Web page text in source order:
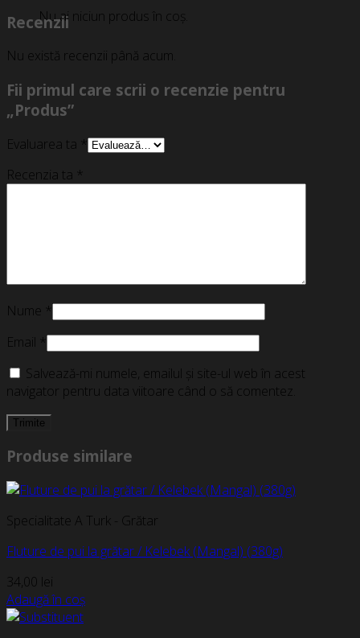
Nu ai niciun produs în coș.
Recenzii
Nu există recenzii până acum.
Fii primul care scrii o recenzie pentru
„Produs”
Evaluarea ta *
Recenzia ta *
Nume *
Email *
Salvează-mi numele, emailul și site-ul web în acest
navigator pentru data viitoare când o să comentez.
Produse similare
Specialitate A Turk - Grătar
Fluture de pui la grătar / Kelebek (Mangal) (380g)
34,00 lei
Adaugă în coș